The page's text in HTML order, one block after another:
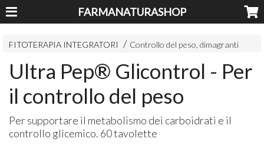
FARMANATURASHOP
FITOTERAPIA INTEGRATORI Controllo del peso, dimagranti
Ultra Pep® Glicontrol - Per
il controllo del peso
Per supportare il metabolismo dei carboidrati e il
controllo glicemico. 60 tavolette